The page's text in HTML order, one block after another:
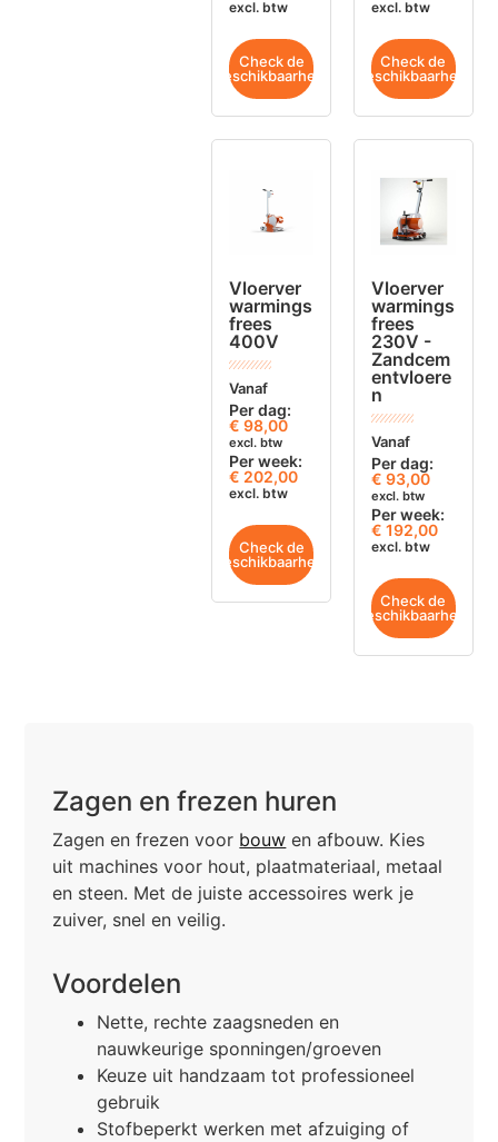
excl. btw
Check de
beschikbaarheid
excl. btw
Check de
beschikbaarheid
Vloerver
warmings
frees
400V
Vanaf
Per dag:
€ 98,00
excl. btw
Per week:
€ 202,00
excl. btw
Check de
beschikbaarheid
Vloerver
warmings
frees
230V -
Zandcem
entvloere
n
Vanaf
Per dag:
€ 93,00
excl. btw
Per week:
€ 192,00
excl. btw
Check de
beschikbaarheid
Zagen en frezen huren
Zagen en frezen voor bouw en afbouw. Kies
uit machines voor hout, plaatmateriaal, metaal
en steen. Met de juiste accessoires werk je
zuiver, snel en veilig.
Voordelen
Nette, rechte zaagsneden en
nauwkeurige sponningen/groeven
Keuze uit handzaam tot professioneel
gebruik
Stofbeperkt werken met afzuiging of